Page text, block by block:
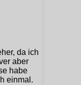
da ich
aber
habe
einmal.